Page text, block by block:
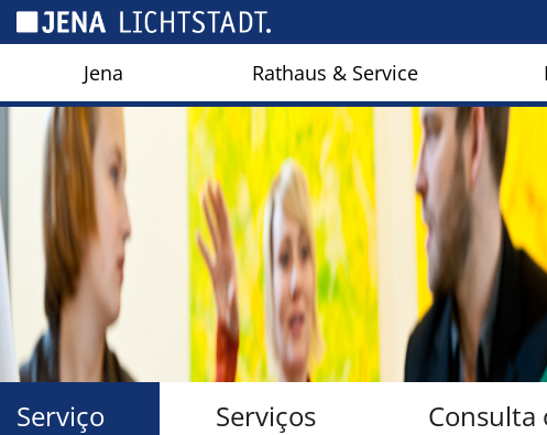
Jena Rathaus & Service
Serviços Consulta
Serviço
Cookies management panel